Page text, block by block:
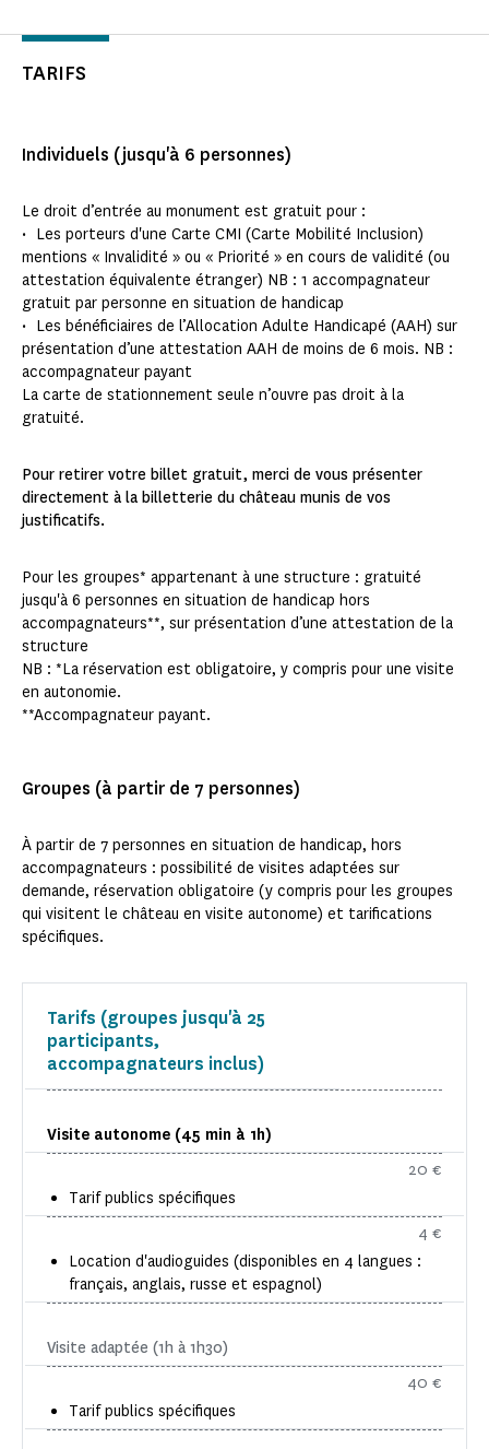
TARIFS
Individuels (jusqu'à 6 personnes)
Le droit d’entrée au monument est gratuit pour :
• Les porteurs d'une Carte CMI (Carte Mobilité Inclusion)
mentions « Invalidité » ou « Priorité » en cours de validité (ou
attestation équivalente étranger) NB : 1 accompagnateur
gratuit par personne en situation de handicap
• Les bénéficiaires de l’Allocation Adulte Handicapé (AAH) sur
présentation d’une attestation AAH de moins de 6 mois. NB :
accompagnateur payant
La carte de stationnement seule n’ouvre pas droit à la
gratuité.
Pour retirer votre billet gratuit, merci de vous présenter
directement à la billetterie du château munis de vos
justificatifs.
Pour les groupes* appartenant à une structure : gratuité
jusqu'à 6 personnes en situation de handicap hors
accompagnateurs**, sur présentation d’une attestation de la
structure
NB : *La réservation est obligatoire, y compris pour une visite
en autonomie.
**Accompagnateur payant.
Groupes (à partir de 7 personnes)
À partir de 7 personnes en situation de handicap, hors
accompagnateurs : possibilité de visites adaptées sur
demande, réservation obligatoire (y compris pour les groupes
qui visitent le château en visite autonome) et tarifications
spécifiques.
Tarifs (groupes jusqu'à 25
participants,
accompagnateurs inclus)
Visite autonome (45 min à 1h)
Tarif publics spécifiques
20 €
Location d'audioguides (disponibles en 4 langues :
français, anglais, russe et espagnol)
4 €
Visite adaptée (1h à 1h30)
Tarif publics spécifiques
40 €